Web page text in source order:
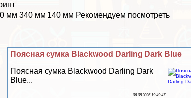
мм 340 мм 140 мм Рекомендуем посмотреть
Поясная сумка Blackwood Darling Dark Blue
Поясная сумка Blackwood Darling Dark
Blue...
06 08 2026 19:49:47